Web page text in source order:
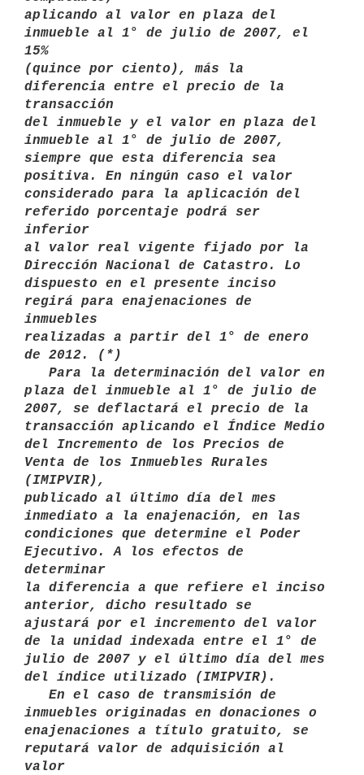
aplicando al valor en plaza del
inmueble al 1° de julio de 2007, el
15%
(quince por ciento), más la
diferencia entre el precio de la
transacción
del inmueble y el valor en plaza del
inmueble al 1° de julio de 2007,
siempre que esta diferencia sea
positiva. En ningún caso el valor
considerado para la aplicación del
referido porcentaje podrá ser
inferior
al valor real vigente fijado por la
Dirección Nacional de Catastro. Lo
dispuesto en el presente inciso
regirá para enajenaciones de
inmuebles
realizadas a partir del 1° de enero
de 2012. (*)
plaza del inmueble al 1° de julio de
2007, se deflactará el precio de la
transacción aplicando el Índice Medio
del Incremento de los Precios de
Venta de los Inmuebles Rurales
(IMIPVIR),
publicado al último día del mes
inmediato a la enajenación, en las
condiciones que determine el Poder
Ejecutivo. A los efectos de
determinar
la diferencia a que refiere el inciso
anterior, dicho resultado se
ajustará por el incremento del valor
de la unidad indexada entre el 1° de
julio de 2007 y el último día del mes
del índice utilizado (IMIPVIR).
inmuebles originadas en donaciones o
enajenaciones a título gratuito, se
reputará valor de adquisición al
valor